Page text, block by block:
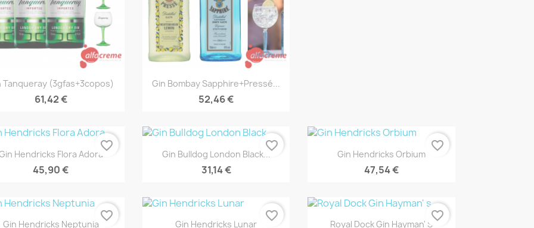
Vista rápida
Tanqueray (3gfas+3copos)
61,42 €
Vista rápida
Gin Bombay Sapphire+Pressé...
52,46 €
Vista rápida
Hendricks Flora Adora
45,90 €
favorite_border Vista rápida
Gin Bulldog London Black...
31,14 €
favorite_border Vista rápida
Gin Hendricks Orbium
47,54 €
favorite_border
Vista rápida
Gin Hendricks Neptunia
favorite_border Vista rápida
Gin Hendricks Lunar
favorite_border Vista rápida
Royal Dock Gin Hayman' S
favorite_border